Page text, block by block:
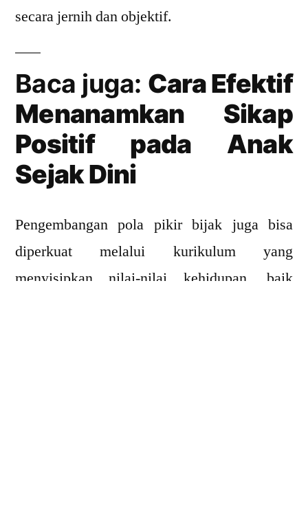
secara jernih dan objektif.
Baca juga: Cara Efektif
Menanamkan Sikap
Positif pada Anak
Sejak Dini
Pengembangan pola pikir bijak juga bisa
diperkuat melalui kurikulum yang
menyisipkan nilai-nilai kehidupan, baik